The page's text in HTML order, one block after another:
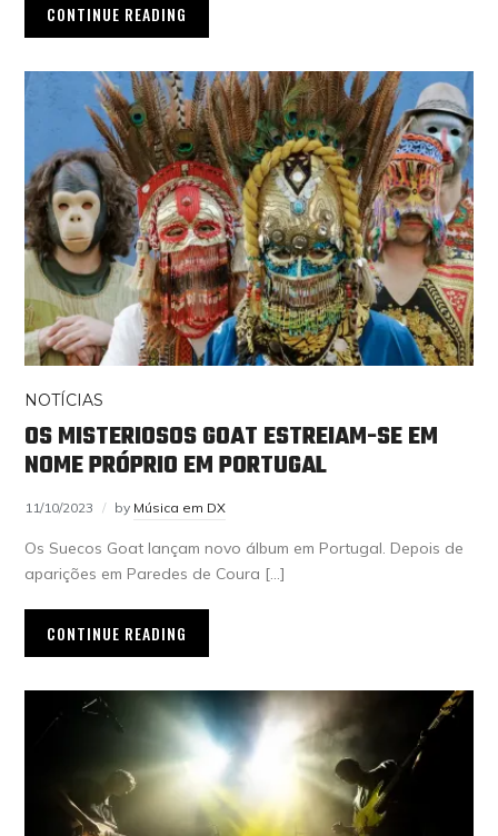
CONTINUE READING
NOTÍCIAS
OS MISTERIOSOS GOAT ESTREIAM-SE EM
NOME PRÓPRIO EM PORTUGAL
11/10/2023 by Música em DX
Os Suecos Goat lançam novo álbum em Portugal. Depois de
aparições em Paredes de Coura […]
CONTINUE READING